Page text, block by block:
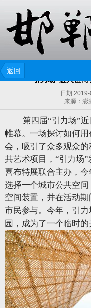
返回
“引力场”进入世
日期:2019-
来源：澎
第四届“引力场”
帷幕。一场探讨如何
会，吸引了众多观众
共艺术项目，“引力场
喜布特展联合主办，
选择一个城市公共空
空间装置，并在活动
市民参与。今年，引
园，成为了一个临时的